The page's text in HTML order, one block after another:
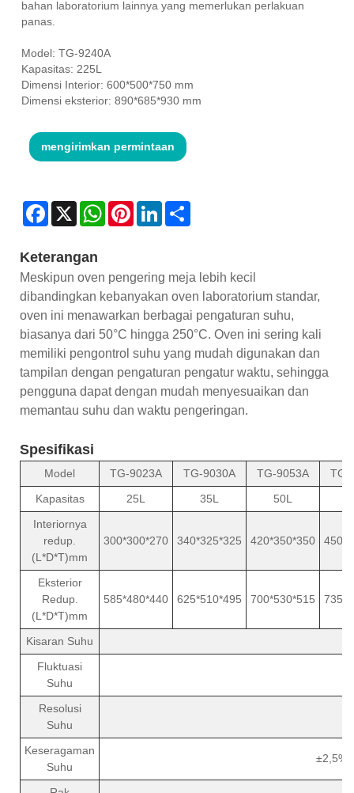
bahan laboratorium lainnya yang memerlukan perlakuan
panas.
Model: TG-9240A
Kapasitas: 225L
Dimensi Interior: 600*500*750 mm
Dimensi eksterior: 890*685*930 mm
mengirimkan permintaan
Facebook
X WhatsAppPinterestLinkedIn
Keterangan
Meskipun oven pengering meja lebih kecil
dibandingkan kebanyakan oven laboratorium standar,
oven ini menawarkan berbagai pengaturan suhu,
biasanya dari 50°C hingga 250°C. Oven ini sering kali
memiliki pengontrol suhu yang mudah digunakan dan
tampilan dengan pengaturan pengatur waktu, sehingga
pengguna dapat dengan mudah menyesuaikan dan
memantau suhu dan waktu pengeringan.
Spesifikasi
Model TG-9023A TG-9030A TG-9053A
TG-
Kapasitas
25L 35L 50L
Interiornya
redup.
(L*D*T)mm
300*300*270 340*325*325 420*350*350
Eksterior
Redup.
(L*D*T)mm
585*480*440 625*510*495 700*530*515
Kisaran Suhu
Fluktuasi
Suhu
Resolusi
Suhu
Keseragaman
Suhu
±2,5%